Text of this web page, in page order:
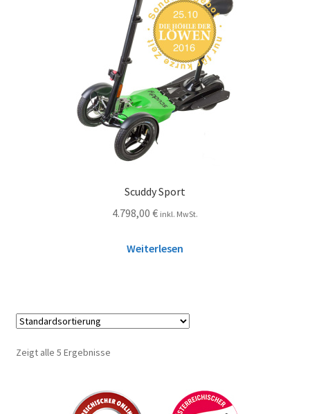
Scuddy Sport
4.798,00 € inkl. MwSt.
Weiterlesen
Zeigt alle 5 Ergebnisse